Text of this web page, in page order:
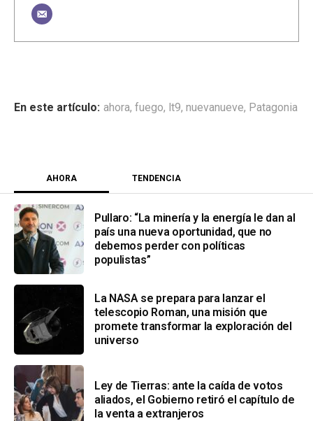
ahora, fuego, lt9, nuevanueve, Patagonia
AHORA TENDENCIA
Pullaro: “La minería y la energía le dan al
país una nueva oportunidad, que no
debemos perder con políticas
populistas”
La NASA se prepara para lanzar el
telescopio Roman, una misión que
promete transformar la exploración del
universo
Ley de Tierras: ante la caída de votos
aliados, el Gobierno retiró el capítulo de
la venta a extranjeros